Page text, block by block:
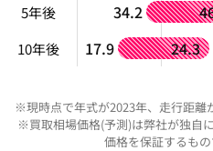
5年後 34.2
10年後 17.9 24.3
※現時点で年式が2023年、走行距離
※買取相場価格(予測)は弊社が独自
価格を保証するもの